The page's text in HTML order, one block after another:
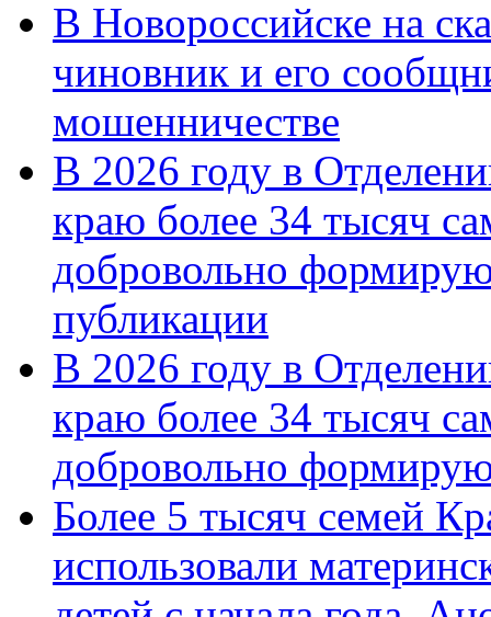
В Новороссийске на
чиновник и его
мошенничестве
В 2026 году в
краю более 34 тысяч
добровольно
публикации
В 2026 году в
краю более 34 тысяч
добровольно
Более 5 тысяч семей
использовали